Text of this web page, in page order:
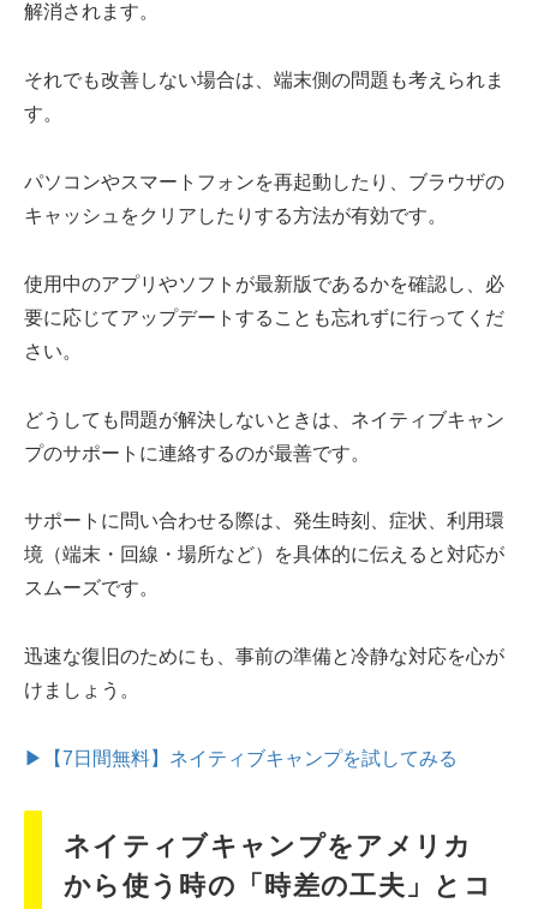
解消されます。
それでも改善しない場合は、端末側の問題も考えられま
す。
パソコンやスマートフォンを再起動したり、ブラウザの
キャッシュをクリアしたりする方法が有効です。
使用中のアプリやソフトが最新版であるかを確認し、必
要に応じてアップデートすることも忘れずに行ってくだ
さい。
どうしても問題が解決しないときは、ネイティブキャン
プのサポートに連絡するのが最善です。
サポートに問い合わせる際は、発生時刻、症状、利用環
境（端末・回線・場所など）を具体的に伝えると対応が
スムーズです。
迅速な復旧のためにも、事前の準備と冷静な対応を心が
けましょう。
▶【7日間無料】ネイティブキャンプを試してみる
ネイティブキャンプをアメリカ
から使う時の「時差の工夫」とコ